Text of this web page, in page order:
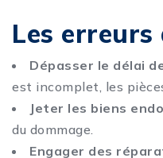
Les
Dépasser le délai
est incomplet, les
Jeter les biens
du dommage.
Engager des